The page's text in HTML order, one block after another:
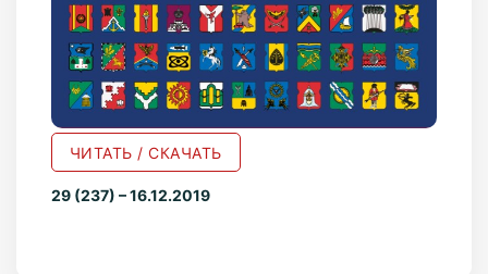
ЧИТАТЬ / СКАЧАТЬ
29 (237) – 16.12.2019